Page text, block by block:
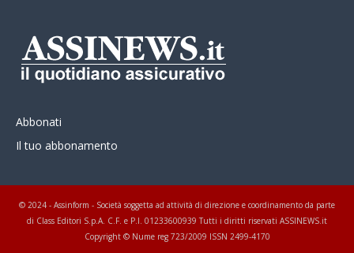
Abbonati
Il tuo abbonamento
© 2024 - Assinform - Società soggetta ad attività di direzione e coordinamento da parte
di Class Editori S.p.A. C.F. e P.I. 01233600939 Tutti i diritti riservati ASSINEWS.it
Copyright © Nume reg 723/2009 ISSN 2499-4170